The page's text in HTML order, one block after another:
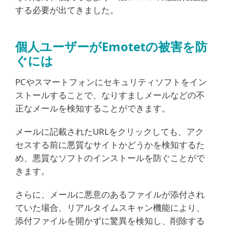
する必要が出てきました。
個人ユーザーがEmotetの被害を防
ぐには
PCやスマートフォンにセキュリティソフトをイン
ストールすることで、なりすましメールなどの不
正なメールを検知することができます。
メールに記載されたURLをクリックしても、アク
セスする前に悪質なサイトかどうかを検知するた
め、悪質なソフトのインストールを防ぐことがで
きます。
さらに、メールに悪意のあるファイルが添付され
ていた場合、リアルタイムスキャン機能により、
添付ファイルを開かずに驚異を検知し、削除する